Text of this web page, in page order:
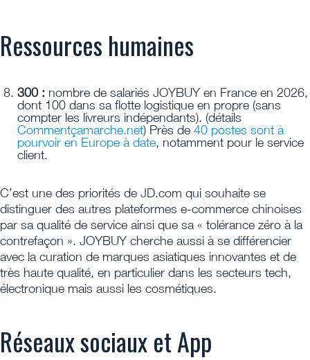
Ressources humaines
300 : nombre de salariés JOYBUY en France en 2026,
dont 100 dans sa flotte logistique en propre (sans
compter les livreurs indépendants). (détails
Commentçamarche.net) Près de 40 postes sont à
pourvoir en Europe à date, notamment pour le service
client.
C’est une des priorités de JD.com qui souhaite se
distinguer des autres plateformes e-commerce chinoises
par sa qualité de service ainsi que sa « tolérance zéro à la
contrefaçon ». JOYBUY cherche aussi à se différencier
avec la curation de marques asiatiques innovantes et de
très haute qualité, en particulier dans les secteurs tech,
électronique mais aussi les cosmétiques.
Réseaux sociaux et App